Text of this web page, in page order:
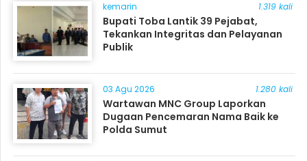
kemarin 1.319 kali
Bupati Toba Lantik 39 Pejabat,
Tekankan Integritas dan Pelayanan
Publik
03 Agu 2026 1.280 kali
Wartawan MNC Group Laporkan
Dugaan Pencemaran Nama Baik ke
Polda Sumut